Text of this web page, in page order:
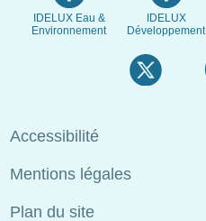
IDELUX Eau &
Environnement
IDELUX
Développement
Menu
Pied
de
page
Accessibilité
Mentions légales
Plan du site